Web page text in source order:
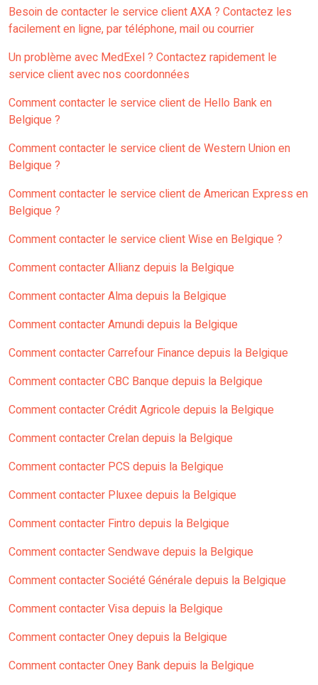
Besoin de contacter le service client AXA ? Contactez les
facilement en ligne, par téléphone, mail ou courrier
Un problème avec MedExel ? Contactez rapidement le
service client avec nos coordonnées
Comment contacter le service client de Hello Bank en
Belgique ?
Comment contacter le service client de Western Union en
Belgique ?
Comment contacter le service client de American Express en
Belgique ?
Comment contacter le service client Wise en Belgique ?
Comment contacter Allianz depuis la Belgique
Comment contacter Alma depuis la Belgique
Comment contacter Amundi depuis la Belgique
Comment contacter Carrefour Finance depuis la Belgique
Comment contacter CBC Banque depuis la Belgique
Comment contacter Crédit Agricole depuis la Belgique
Comment contacter Crelan depuis la Belgique
Comment contacter PCS depuis la Belgique
Comment contacter Pluxee depuis la Belgique
Comment contacter Fintro depuis la Belgique
Comment contacter Sendwave depuis la Belgique
Comment contacter Société Générale depuis la Belgique
Comment contacter Visa depuis la Belgique
Comment contacter Oney depuis la Belgique
Comment contacter Oney Bank depuis la Belgique